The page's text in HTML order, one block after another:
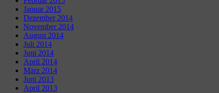
Januar 2015
Dezember 2014
November 2014
August 2014
Juli 2014
Juni 2014
April 2014
März 2014
Juni 2013
April 2013